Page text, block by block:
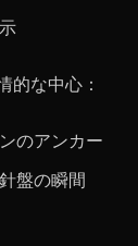
的な中心：
のアンカー
盤の瞬間